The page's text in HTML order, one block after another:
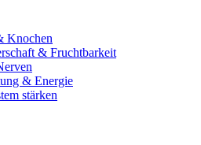
Knochen
& Fruchtbarkeit
& Energie
stärken